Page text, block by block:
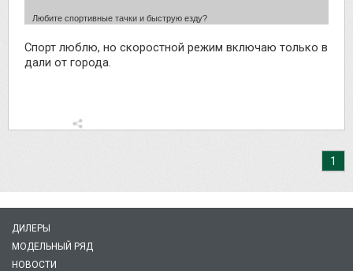
Любите спортивные тачки и быструю езду?
Спорт люблю, но скоростной режим включаю только в
дали от города.
1
ДИЛЕРЫ
МОДЕЛЬНЫЙ РЯД
НОВОСТИ